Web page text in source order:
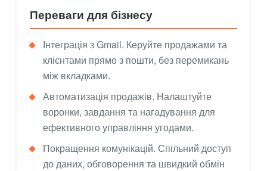
Переваги для бізнесу
Інтеграція з Gmail. Керуйте продажами та
клієнтами прямо з пошти, без перемикань
між вкладками.
Автоматизація продажів. Налаштуйте
воронки, завдання та нагадування для
ефективного управління угодами.
Покращення комунікацій. Спільний доступ
до даних, обговорення та швидкий обмін